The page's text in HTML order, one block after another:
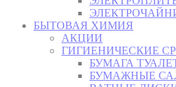
БЫТОВАЯ ХИМИЯ
АКЦИИ
ГИГИЕНИЧЕСКИЕ
БУМАГА
БУМАЖНЫЕ